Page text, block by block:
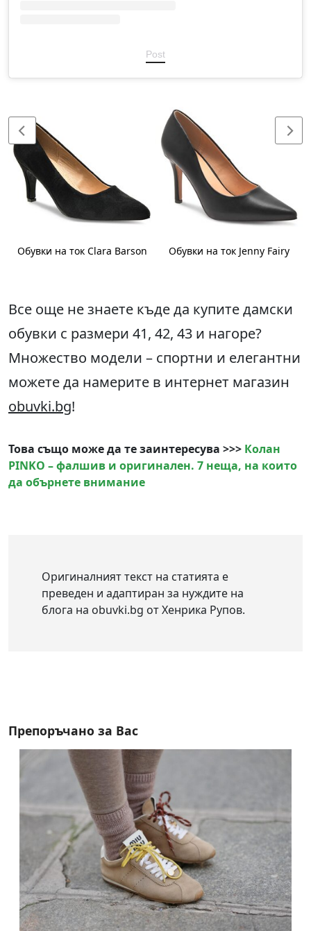
Post
Обувки на ток Clara Barson Обувки на ток Jenny Fairy
Все още не знаете къде да купите дамски
обувки с размери 41, 42, 43 и нагоре?
Множество модели – спортни и елегантни
можете да намерите в интернет магазин
obuvki.bg!
Това също може да те заинтересува >>> Колан
PINKO – фалшив и оригинален. 7 неща, на които
да обърнете внимание
Оригиналният текст на статията е
преведен и адаптиран за нуждите на
блога на obuvki.bg от Хенрика Рупов.
Препоръчано за Вас